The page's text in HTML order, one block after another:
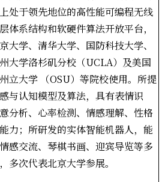
处于领先地位的高性能可编程无线
体系结构和软硬件算法开放平台，
大学、清华大学、国防科技大学、
大学洛杉矶分校（UCLA）及美国
立大学
（OSU）等院校使用。所提
与认知模型及算法，具有表情识
分析、心率检测、情感理解、性格
力；所研发的实体智能机器人，能
感交流、琴棋书画、迎宾导览等多
多次代表北京大学参展。